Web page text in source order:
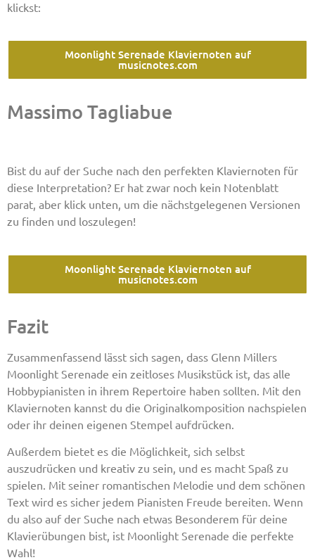
klickst:
Moonlight Serenade Klaviernoten auf
musicnotes.com
Massimo Tagliabue
Bist du auf der Suche nach den perfekten Klaviernoten für
diese Interpretation? Er hat zwar noch kein Notenblatt
parat, aber klick unten, um die nächstgelegenen Versionen
zu finden und loszulegen!
Moonlight Serenade Klaviernoten auf
musicnotes.com
Fazit
Zusammenfassend lässt sich sagen, dass Glenn Millers
Moonlight Serenade ein zeitloses Musikstück ist, das alle
Hobbypianisten in ihrem Repertoire haben sollten. Mit den
Klaviernoten kannst du die Originalkomposition nachspielen
oder ihr deinen eigenen Stempel aufdrücken.
Außerdem bietet es die Möglichkeit, sich selbst
auszudrücken und kreativ zu sein, und es macht Spaß zu
spielen. Mit seiner romantischen Melodie und dem schönen
Text wird es sicher jedem Pianisten Freude bereiten. Wenn
du also auf der Suche nach etwas Besonderem für deine
Klavierübungen bist, ist Moonlight Serenade die perfekte
Wahl!